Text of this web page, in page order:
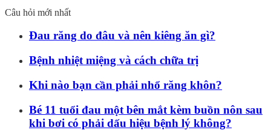
Câu hỏi mới nhất
Đau răng do đâu và nên kiêng ăn gì?
Bệnh nhiệt miệng và cách chữa trị
Khi nào bạn cần phải nhổ răng khôn?
Bé 11 tuổi đau một bên mắt kèm buồn nôn sau
khi bơi có phải dấu hiệu bệnh lý không?